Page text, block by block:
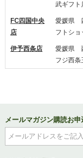
武ギフト
FC四国中央
店
愛媛県
フトショ
伊予西条店
愛媛県
フジ西条
メールマガジン購読お申